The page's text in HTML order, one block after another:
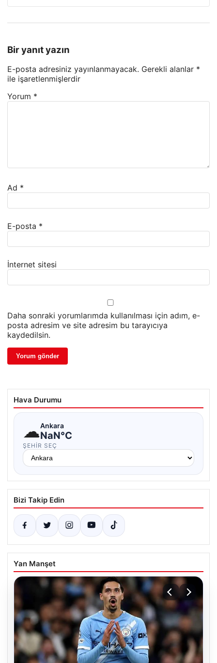
Bir yanıt yazın
E-posta adresiniz yayınlanmayacak. Gerekli alanlar *
ile işaretlenmişlerdir
Yorum *
Ad *
E-posta *
İnternet sitesi
Daha sonraki yorumlarımda kullanılması için adım, e-
posta adresim ve site adresim bu tarayıcıya
kaydedilsin.
Hava Durumu
☁Ankara
NaN°C
ŞEHIR SEÇ
Bizi Takip Edin
Yan Manşet